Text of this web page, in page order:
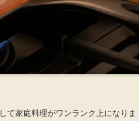
て家庭料理がワンランク上になりま